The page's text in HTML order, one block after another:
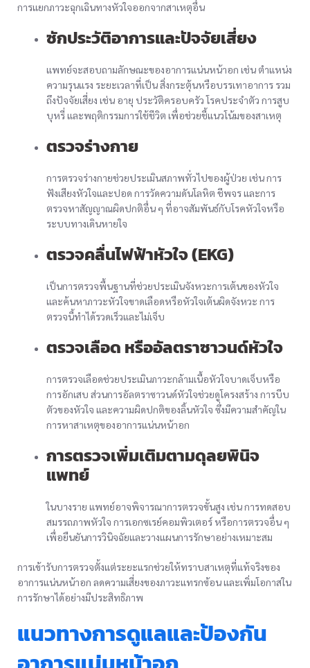
การแยกภาวะฉุกเฉินทางหัวใจออกจากสาเหตุอื่น
ซักประวัติอาการและปัจจัยเสี่ยง
แพทย์จะสอบถามลักษณะของอาการแน่นหน้าอก เช่น ตำแหน่ง
ความรุนแรง ระยะเวลาที่เป็น สิ่งกระตุ้นหรือบรรเทาอาการ รวม
ถึงปัจจัยเสี่ยง เช่น อายุ ประวัติครอบครัว โรคประจำตัว การสูบ
บุหรี่ และพฤติกรรมการใช้ชีวิต เพื่อช่วยชี้แนวโน้มของสาเหตุ
ตรวจร่างกาย
การตรวจร่างกายช่วยประเมินสภาพทั่วไปของผู้ป่วย เช่น การ
ฟังเสียงหัวใจและปอด การวัดความดันโลหิต ชีพจร และการ
ตรวจหาสัญญาณผิดปกติอื่น ๆ ที่อาจสัมพันธ์กับโรคหัวใจหรือ
ระบบทางเดินหายใจ
ตรวจคลื่นไฟฟ้าหัวใจ (EKG)
เป็นการตรวจพื้นฐานที่ช่วยประเมินจังหวะการเต้นของหัวใจ
และค้นหาภาวะหัวใจขาดเลือดหรือหัวใจเต้นผิดจังหวะ การ
ตรวจนี้ทำได้รวดเร็วและไม่เจ็บ
ตรวจเลือด หรืออัลตราซาวนด์หัวใจ
การตรวจเลือดช่วยประเมินภาวะกล้ามเนื้อหัวใจบาดเจ็บหรือ
การอักเสบ ส่วนการอัลตราซาวนด์หัวใจช่วยดูโครงสร้าง การบีบ
ตัวของหัวใจ และความผิดปกติของลิ้นหัวใจ ซึ่งมีความสำคัญใน
การหาสาเหตุของอาการแน่นหน้าอก
การตรวจเพิ่มเติมตามดุลยพินิจ
แพทย์
ในบางราย แพทย์อาจพิจารณาการตรวจขั้นสูง เช่น การทดสอบ
สมรรถภาพหัวใจ การเอกซเรย์คอมพิวเตอร์ หรือการตรวจอื่น ๆ
เพื่อยืนยันการวินิจฉัยและวางแผนการรักษาอย่างเหมาะสม
การเข้ารับการตรวจตั้งแต่ระยะแรกช่วยให้ทราบสาเหตุที่แท้จริงของ
อาการแน่นหน้าอก ลดความเสี่ยงของภาวะแทรกซ้อน และเพิ่มโอกาสใน
การรักษาได้อย่างมีประสิทธิภาพ
แนวทางการดูแลและป้องกัน